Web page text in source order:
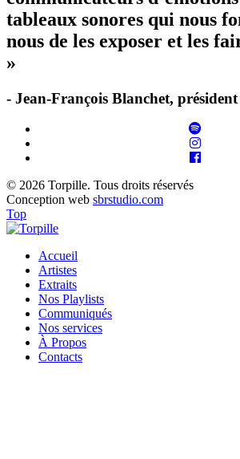
tableaux sonores qui nous
nous de les exposer et les
»
- Jean-François Blanchet, président
© 2026 Torpille. Tous droits réservés
Conception web sbrstudio.com
Top
Accueil
Artistes
Extraits
Nos Playlists
Communiqués
Nos services
À Propos
Contacts